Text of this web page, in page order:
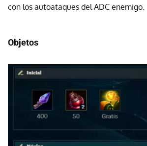
con los autoataques del ADC enemigo.
Objetos